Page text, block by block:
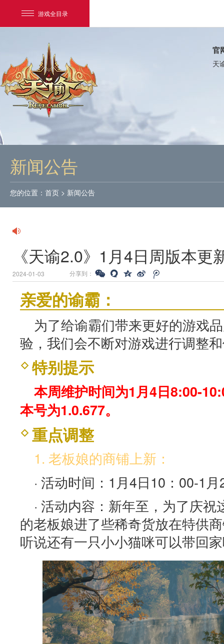
游戏全目录
网易游戏
我的足迹：
官
天
新闻公告
您的位置： 首页 > 新闻公告
《天谕2.0》1月4日周版本更
2024-01-03 分享到：
亲爱的谕霸：
为了给谕霸们带来更好的游戏
验，我们会不断对游戏进行调整
特别提示
本周维护时间为1月4日8:00-
本号为1.0.677。
重点调整
1. 老板娘的商铺上新：
· 活动时间：1月4日10：00-1
· 活动内容：新年至，为了庆
的老板娘进了些稀奇货放在特供
听说还有一只小小猫咪可以带回